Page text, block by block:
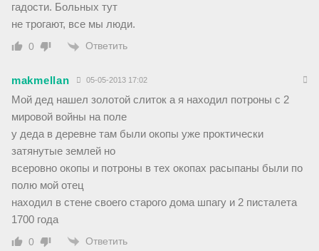
гадости. Больных тут
не трогают, все мы люди.
0 Ответить
makmellan 05-05-2013 17:02
Мой дед нашел золотой слиток а я находил потроны с 2
мировой войны на поле
у деда в деревне там были окопы уже проктически
затянутые землей но
всеровно окопы и потроны в тех окопах расыпаны были по
полю мой отец
находил в стене своего старого дома шпагу и 2 писталета
1700 года
0 Ответить